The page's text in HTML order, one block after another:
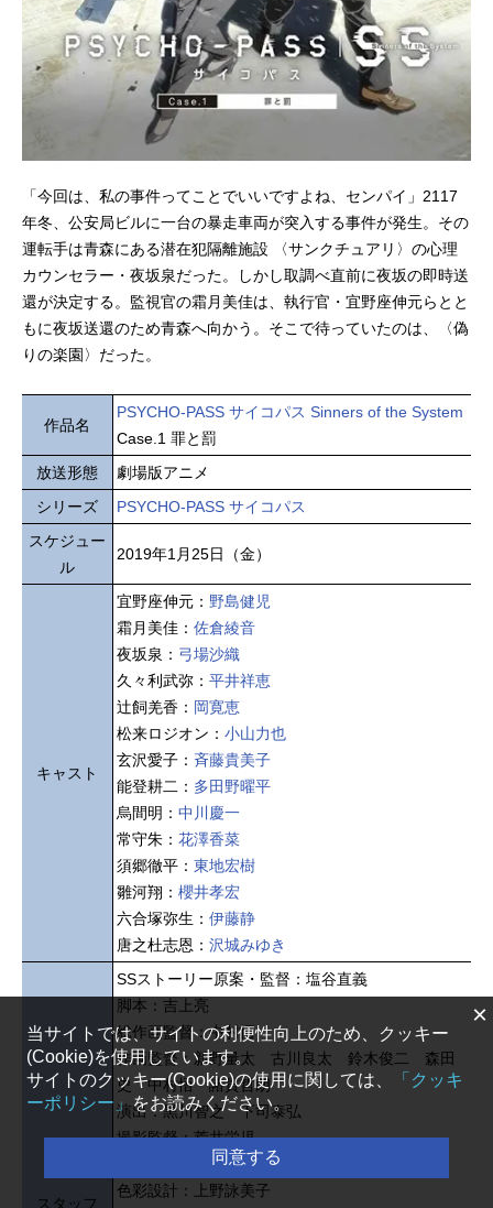
「今回は、私の事件ってことでいいですよね、センパイ」2117
年冬、公安局ビルに一台の暴走車両が突入する事件が発生。その
運転手は青森にある潜在犯隔離施設 〈サンクチュアリ〉の心理
カウンセラー・夜坂泉だった。しかし取調べ直前に夜坂の即時送
還が決定する。監視官の霜月美佳は、執行官・宜野座伸元らとと
もに夜坂送還のため青森へ向かう。そこで待っていたのは、〈偽
りの楽園〉だった。
作品名
PSYCHO-PASS サイコパス Sinners of the System
Case.1 罪と罰
放送形態
劇場版アニメ
シリーズ
PSYCHO-PASS サイコパス
スケジュー
ル
2019年1月25日（金）
キャスト
宜野座伸元： 野島健児
霜月美佳： 佐倉綾音
夜坂泉： 弓場沙織
久々利武弥： 平井祥恵
辻飼羌香： 岡寛恵
松来ロジオン： 小山力也
玄沢愛子： 斉藤貴美子
能登耕二： 多田野曜平
烏間明： 中川慶一
常守朱： 花澤香菜
須郷徹平： 東地宏樹
雛河翔： 櫻井孝宏
六合塚弥生： 伊藤静
唐之杜志恩： 沢城みゆき
スタッフ
SSストーリー原案・監督：塩谷直義
脚本：吉上亮
総作画監督：中村悟
作画監督：新野量太 古川良太 鈴木俊二 森田
史 中村悟 諸貫哲朗
演出：黒川智之 下司泰弘
撮影監督：荒井栄児
3D：サブリメイション
色彩設計：上野詠美子
×
当サイトでは、サイトの利便性向上のため、クッキー
(Cookie)を使用しています。
サイトのクッキー(Cookie)の使用に関しては、
「クッキ
ーポリシー」をお読みください。
同意する